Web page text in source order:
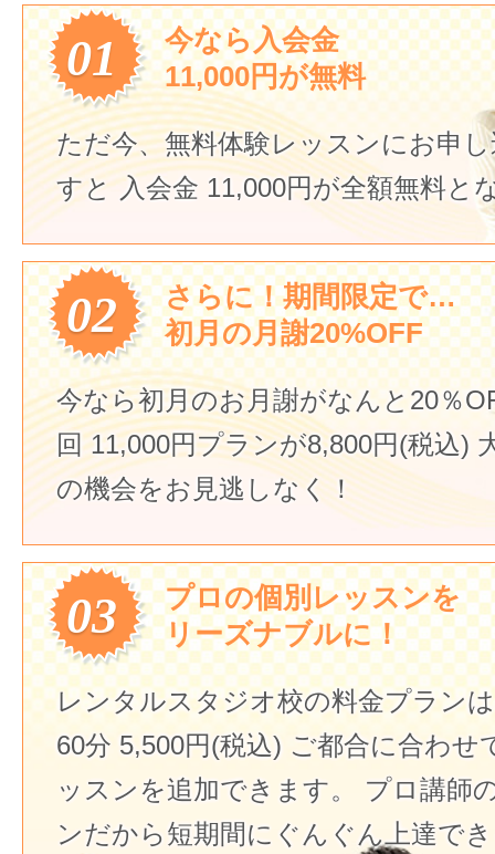
01
今なら入会金
11,000円が無料
ただ今、無料体験レッスンにお申
すと 入会金 11,000円が全額無料と
02
さらに！期間限定で…
初月の月謝20%OFF
今なら初月のお月謝がなんと20％
回 11,000円プランが8,800円(税込)
の機会をお見逃しなく！
03
プロの個別レッスンを
リーズナブルに！
レンタルスタジオ校の料金プラン
60分 5,500円(税込) ご都合に合わせ
ッスンを追加できます。
プロ講師
ンだから短期間にぐんぐん上達で